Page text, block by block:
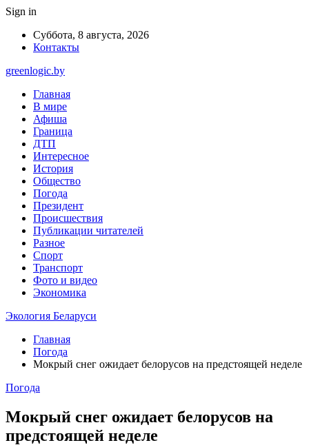
Sign in
Суббота, 8 августа, 2026
Контакты
greenlogic.by
Главная
В мире
Афиша
Граница
ДТП
Интересное
История
Общество
Погода
Президент
Происшествия
Публикации читателей
Разное
Спорт
Транспорт
Фото и видео
Экономика
Экология Беларуси
Главная
Погода
Мокрый снег ожидает белорусов на предстоящей неделе
Погода
Мокрый снег ожидает белорусов на
предстоящей неделе